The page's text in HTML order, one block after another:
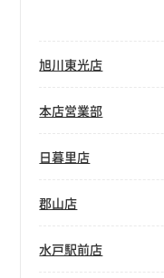
旭川東光店
本店営業部
日暮里店
郡山店
水戸駅前店